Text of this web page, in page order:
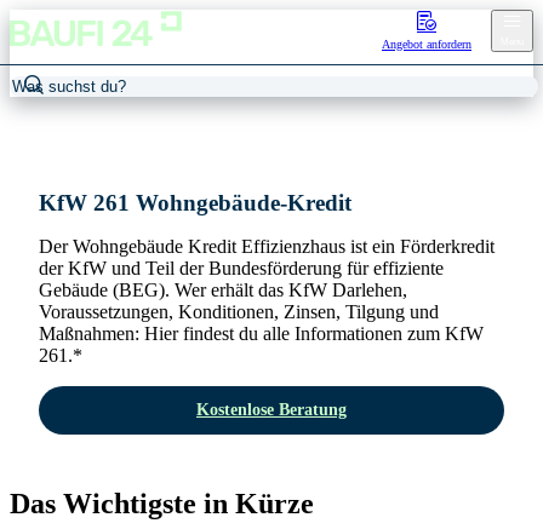
Angebot anfordern
KfW 261 Wohngebäude-Kredit
Der Wohngebäude Kredit Effizienzhaus ist ein Förderkredit
der KfW und Teil der Bundesförderung für effiziente
Gebäude (BEG). Wer erhält das KfW Darlehen,
Voraussetzungen, Konditionen, Zinsen, Tilgung und
Maßnahmen: Hier findest du alle Informationen zum KfW
261.*
Kostenlose Beratung
Das Wichtigste in Kürze